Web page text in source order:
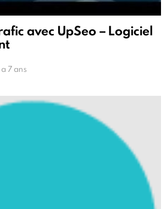
avec UpSeo – Logiciel
7 ans